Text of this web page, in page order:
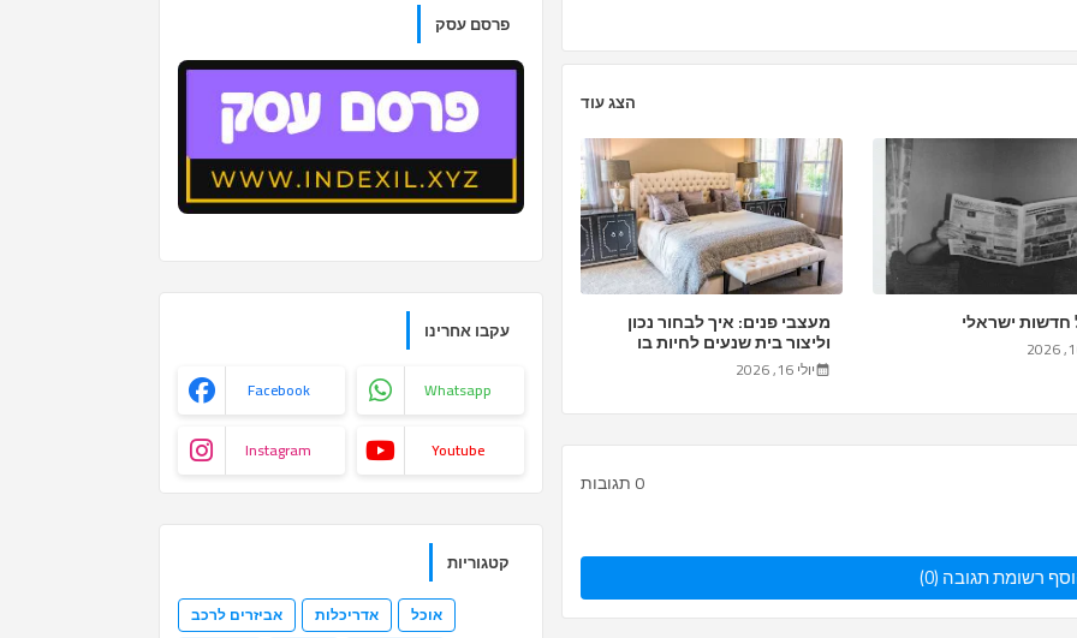
הצג עוד
חדשות ישראלי מעצבי פנים: איך לבחור נכון
וליצור בית שנעים לחיות בו
יולי 16, 2026
0 תגובות
רשומת תגובה (0)
פרסם עסק
עקבו אחרינו
Facebook Whatsapp
Instagram Youtube
קטגוריות
אביזרים לרכב אדריכלות
אוכל